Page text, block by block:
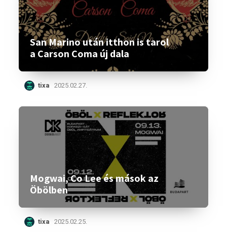
San Marino után itthon is tarol
a Carson Coma új dala
tixa 2025.02.27.
Mogwai, Co Lee és mások az
Öbölben
tixa 2025.02.25.